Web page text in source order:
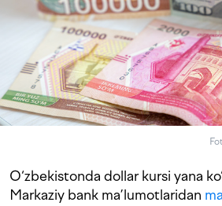
O‘zbekistonda dollar kursi yana
Markaziy bank ma’lumotlaridan